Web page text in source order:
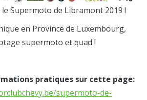
Supermoto de Libramont 2019 !
en Province de Luxembourg,
supermoto et quad !
pratiques sur cette page:
supermoto-de-